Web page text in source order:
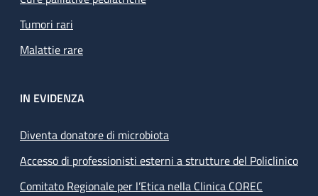
Tumori rari
Malattie rare
IN EVIDENZA
Diventa donatore di microbiota
Accesso di professionisti esterni a strutture del Policlinico
Comitato Regionale per l’Etica nella Clinica COREC